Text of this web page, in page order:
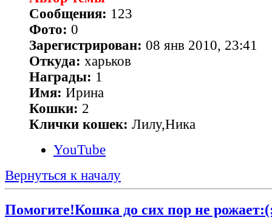
Сообщения: 123
Фото: 0
Зарегистрирован: 08 янв 2010, 23:41
Откуда: харьков
Награды: 1
Имя: Ирина
Кошки: 2
Клички кошек: Лилу,Ника
YouTube
Вернуться к началу
Помогите!Кошка до сих пор не